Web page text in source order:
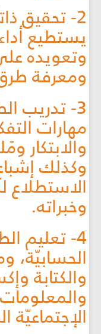
2- تحقيق
يستطيع
وتعويده
ومعرفة طرق
3- تدريب
مهارات
والابتكار
وكذلك
الاستطلاع
وخبراته.
4- تعليم
الحسابيّة،
والكتابة
الإجتماعيّة